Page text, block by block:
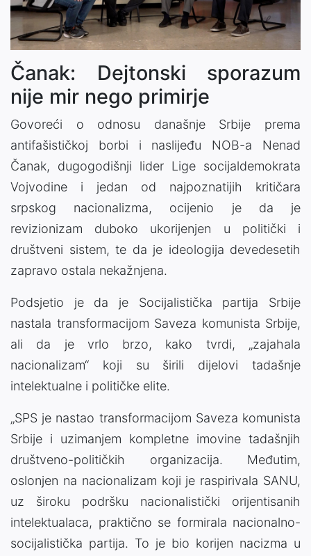
Čanak: Dejtonski sporazum
nije mir nego primirje
Govoreći o odnosu današnje Srbije prema
antifašističkoj borbi i naslijeđu NOB-a Nenad
Čanak, dugogodišnji lider Lige socijaldemokrata
Vojvodine i jedan od najpoznatijih kritičara
srpskog nacionalizma, ocijenio je da je
revizionizam duboko ukorijenjen u politički i
društveni sistem, te da je ideologija devedesetih
zapravo ostala nekažnjena.
Podsjetio je da je Socijalistička partija Srbije
nastala transformacijom Saveza komunista Srbije,
ali da je vrlo brzo, kako tvrdi, „zajahala
nacionalizam“ koji su širili dijelovi tadašnje
intelektualne i političke elite.
„SPS je nastao transformacijom Saveza komunista
Srbije i uzimanjem kompletne imovine tadašnjih
društveno-političkih organizacija. Međutim,
oslonjen na nacionalizam koji je raspirivala SANU,
uz široku podršku nacionalistički orijentisanih
intelektualaca, praktično se formirala nacionalno-
socijalistička partija. To je bio korijen nacizma u